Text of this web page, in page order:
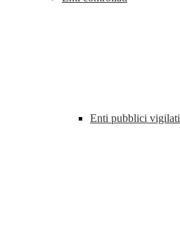
Enti pubblici vigilati